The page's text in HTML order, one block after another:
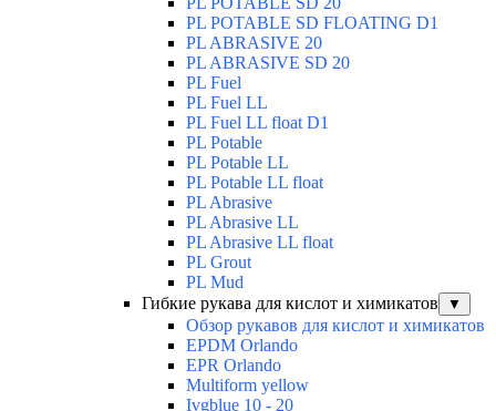
PL POTABLE SD FLOATING D1
PL ABRASIVE 20
PL ABRASIVE SD 20
PL Fuel
PL Fuel LL
PL Fuel LL float D1
PL Potable
PL Potable LL
PL Potable LL float
PL Abrasive
PL Abrasive LL
PL Abrasive LL float
PL Grout
PL Mud
Гибкие рукава для кислот и химикатов
▼
Обзор рукавов для кислот и химикатов
EPDM Orlando
EPR Orlando
Multiform yellow
Ivgblue 10 - 20